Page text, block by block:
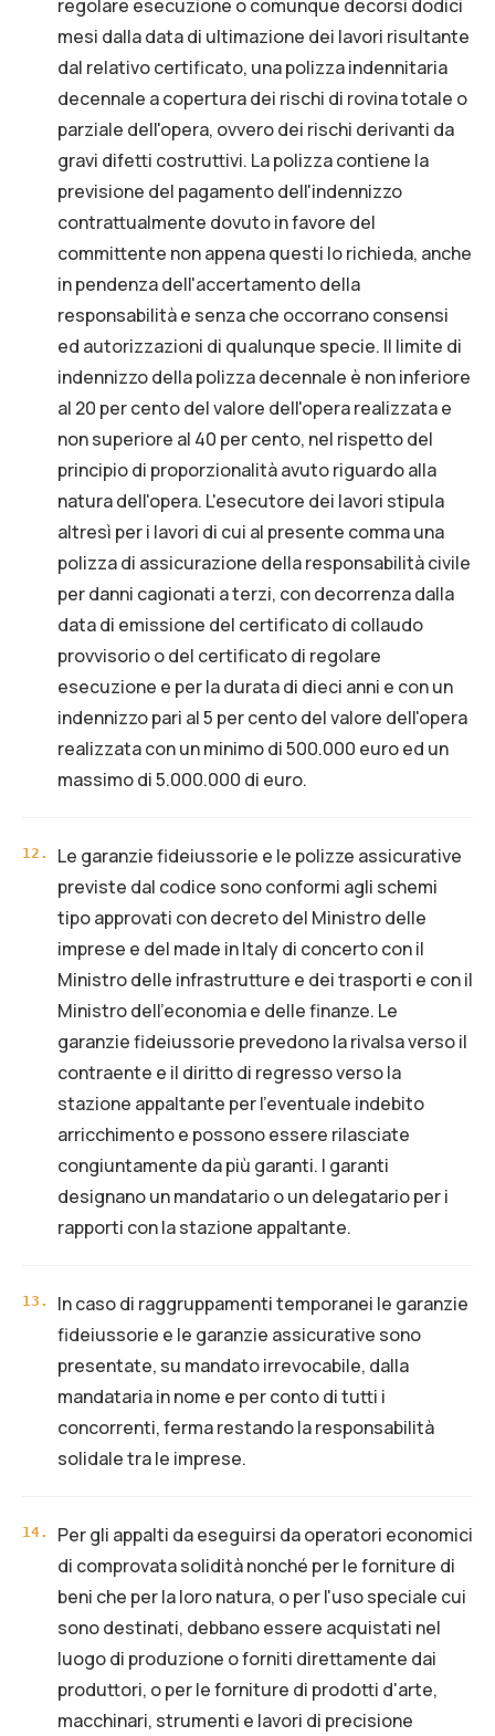
regolare esecuzione o comunque decorsi dodici
mesi dalla data di ultimazione dei lavori risultante
dal relativo certificato, una polizza indennitaria
decennale a copertura dei rischi di rovina totale o
parziale dell'opera, ovvero dei rischi derivanti da
gravi difetti costruttivi. La polizza contiene la
previsione del pagamento dell'indennizzo
contrattualmente dovuto in favore del
committente non appena questi lo richieda, anche
in pendenza dell'accertamento della
responsabilità e senza che occorrano consensi
ed autorizzazioni di qualunque specie. Il limite di
indennizzo della polizza decennale è non inferiore
al 20 per cento del valore dell'opera realizzata e
non superiore al 40 per cento, nel rispetto del
principio di proporzionalità avuto riguardo alla
natura dell'opera. L'esecutore dei lavori stipula
altresì per i lavori di cui al presente comma una
polizza di assicurazione della responsabilità civile
per danni cagionati a terzi, con decorrenza dalla
data di emissione del certificato di collaudo
provvisorio o del certificato di regolare
esecuzione e per la durata di dieci anni e con un
indennizzo pari al 5 per cento del valore dell'opera
realizzata con un minimo di 500.000 euro ed un
massimo di 5.000.000 di euro.
12 .
Le garanzie fideiussorie e le polizze assicurative
previste dal codice sono conformi agli schemi
tipo approvati con decreto del Ministro delle
imprese e del made in Italy di concerto con il
Ministro delle infrastrutture e dei trasporti e con il
Ministro dell’economia e delle finanze. Le
garanzie fideiussorie prevedono la rivalsa verso il
contraente e il diritto di regresso verso la
stazione appaltante per l'eventuale indebito
arricchimento e possono essere rilasciate
congiuntamente da più garanti. I garanti
designano un mandatario o un delegatario per i
rapporti con la stazione appaltante.
13 .
In caso di raggruppamenti temporanei le garanzie
fideiussorie e le garanzie assicurative sono
presentate, su mandato irrevocabile, dalla
mandataria in nome e per conto di tutti i
concorrenti, ferma restando la responsabilità
solidale tra le imprese.
14.
Per gli appalti da eseguirsi da operatori economici
di comprovata solidità nonché per le forniture di
beni che per la loro natura, o per l'uso speciale cui
sono destinati, debbano essere acquistati nel
luogo di produzione o forniti direttamente dai
produttori, o per le forniture di prodotti d'arte,
macchinari, strumenti e lavori di precisione